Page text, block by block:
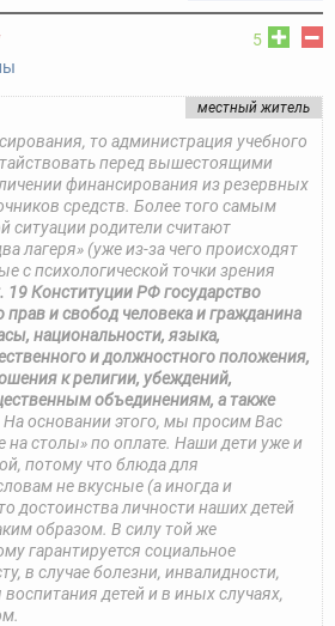
5
местный житель
то администрация учебного
перед вышестоящими
финансирования из резервных
средств. Более того самым
ситуации родители считают
лагеря» (уже из-за чего происходят
с психологической точки зрения
19 Конституции РФ государство
прав и свобод человека и гражданина
национальности, языка,
и должностного положения,
к религии, убеждений,
объединениям, а также
На основании этого, мы просим Вас
на столы» по оплате. Наши дети уже и
потому что блюда для
не вкусные (а иногда и
достоинства личности наших детей
образом. В силу той же
гарантируется социальное
в случае болезни, инвалидности,
детей и в иных случаях,